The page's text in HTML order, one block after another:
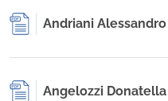
Andriani Alessandro
Angelozzi Donatella